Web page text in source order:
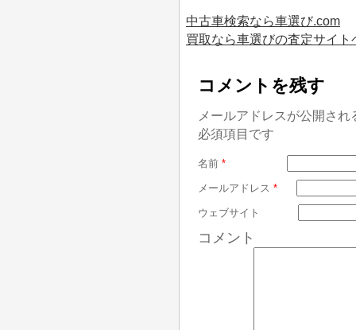
中古車検索なら車選び.com
買取なら車選びの査定サイト
コメントを残す
メールアドレスが公開さ
必須項目です
名前 *
メールアドレス *
ウェブサイト
コメント